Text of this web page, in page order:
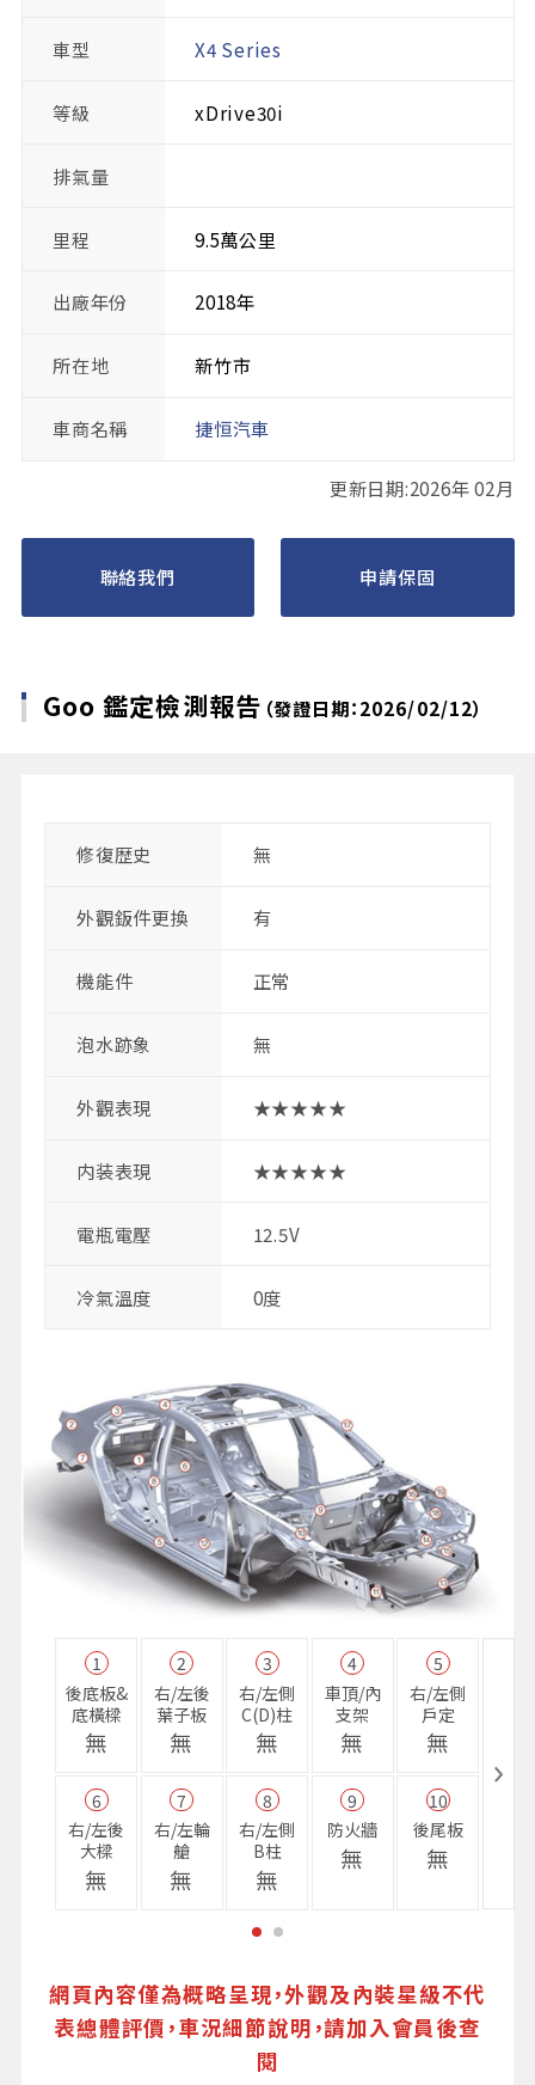
車型 X4 Series
等級 xDrive30i
排氣量
里程 9.5萬公里
出廠年份 2018年
所在地 新竹市
車商名稱 捷恒汽車
更新日期:2026年 02月
聯絡我們 申請保固
Goo 鑑定檢測報告 （發證日期：2026/02/12）
修復歴史 無
外觀鈑件更換 有
機能件 正常
泡水跡象 無
外觀表現 ★★★★★
内装表現 ★★★★★
電瓶電壓 12.5V
冷氣溫度 0度
1
後底板&
底橫樑
無
2
右/左後
葉子板
無
3
右/左側
C(D)柱
無
4
車頂/內
支架
無
5
右/左側
戶定
無
6
右/左後
大樑
無
7
右/左輪
艙
無
8
右/左側
B柱
無
9
防火牆
無
10
後尾板
無
網頁內容僅為概略呈現，外觀及內裝星級不代
表總體評價，車況細節說明，請加入會員後查
閱